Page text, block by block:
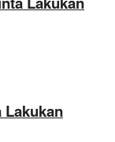
Lakukan